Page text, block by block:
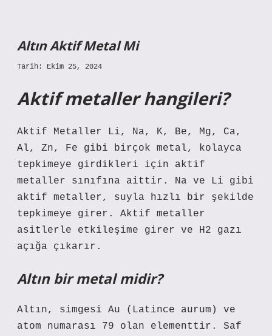
Altın Aktif Metal Mi
Tarih: Ekim 25, 2024
Aktif metaller hangileri?
Aktif Metaller Li, Na, K, Be, Mg, Ca,
Al, Zn, Fe gibi birçok metal, kolayca
tepkimeye girdikleri için aktif
metaller sınıfına aittir. Na ve Li gibi
aktif metaller, suyla hızlı bir şekilde
tepkimeye girer. Aktif metaller
asitlerle etkileşime girer ve H2 gazı
açığa çıkarır.
Altın bir metal midir?
Altın, simgesi Au (Latince aurum) ve
atom numarası 79 olan elementtir. Saf